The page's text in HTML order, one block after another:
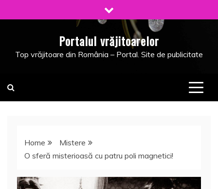
to
Portalul vrăjitoarelor
Top vrăjitoare din România – Portal. Site de publicitate
Home
Mistere
O sferă misterioasă cu patru poli magnetici!